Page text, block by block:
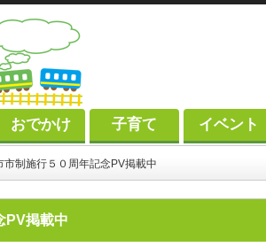
おでかけ 子育て イベント
市制施行５０周年記念PV掲載中
PV掲載中